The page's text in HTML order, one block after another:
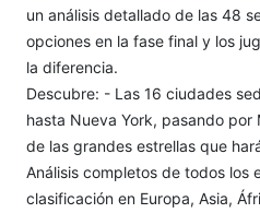
un análisis detallado de las 48
opciones en la fase final y los
la diferencia.
Descubre: - Las 16 ciudades
hasta Nueva York, pasando por
de las grandes estrellas que
Análisis completos de todos los
clasificación en Europa, Asia,